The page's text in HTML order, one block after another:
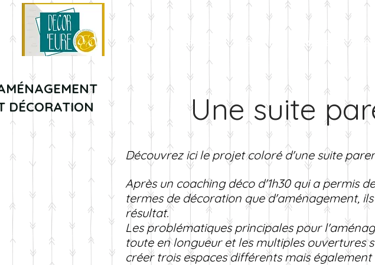
DÉCORATION
ACCUEIL À PROPOS LES SERVICES LES PRESTATIONS
Une suite
Découvrez ici le projet coloré d'une suite
Après un coaching déco d'1h30 qui a permis
termes de décoration que d'aménagement,
résultat.
Les problématiques principales pour
toute en longueur et les multiples ouvertures
créer trois espaces différents mais